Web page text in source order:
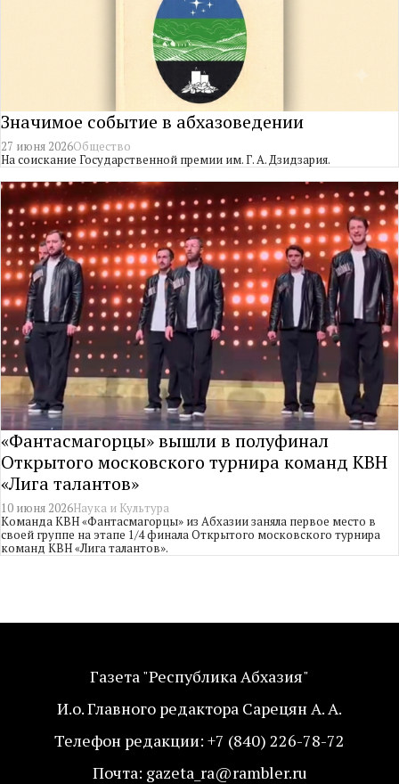
Значимое событие в абхазоведении
27 июня 2026Общество
На соискание Государственной премии им. Г. А. Дзидзария.
«Фантасмагорцы» вышли в полуфинал
Открытого московского турнира команд КВН
«Лига талантов»
10 июня 2026Наука и Культура
Команда КВН «Фантасмагорцы» из Абхазии заняла первое место в
своей группе на этапе 1/4 финала Открытого московского турнира
команд КВН «Лига талантов».
Газета "Республика Абхазия"
И.о. Главного редактора Сарецян А. А.
Телефон редакции: +7 (840) 226-78-72
Почта: gazeta_ra@rambler.ru